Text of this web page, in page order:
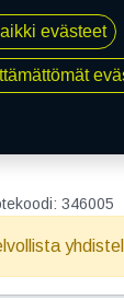
79T LEAO
346005
evästeet